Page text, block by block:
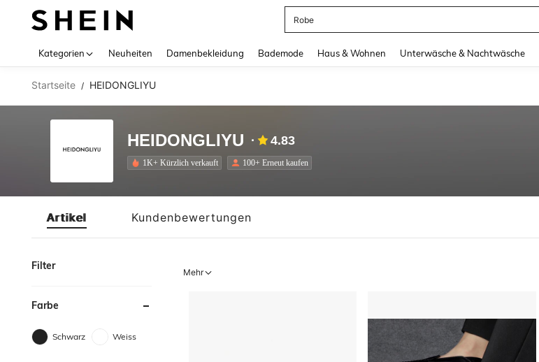
Robe
Kategorien Neuheiten Damenbekleidung Bademode Haus & Wohnen Unterwäsche & Nachtwäsche
Startseite / HEIDONGLIYU
HEIDONGLIYU 4.83
1K+ Kürzlich verkauft 100+ Erneut kaufen
Artikel Kundenbewertungen
Filter
Farbe
Schwarz Weiss
Mehr